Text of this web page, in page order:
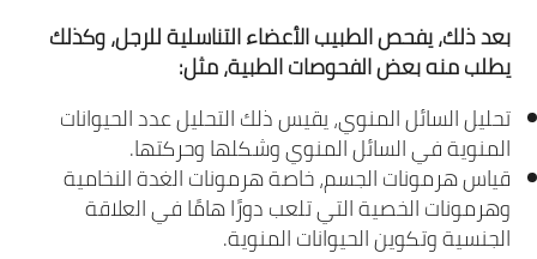
بعد ذلك، يفحص الطبيب الأعضاء التناسلية للرجل، وكذلك
يطلب منه بعض الفحوصات الطبية، مثل:
تحليل السائل المنوي، يقيس ذلك التحليل عدد الحيوانات
المنوية في السائل المنوي وشكلها وحركتها.
قياس هرمونات الجسم، خاصة هرمونات الغدة النخامية
وهرمونات الخصية التي تلعب دورًا هامًا في العلاقة
الجنسية وتكوين الحيوانات المنوية.